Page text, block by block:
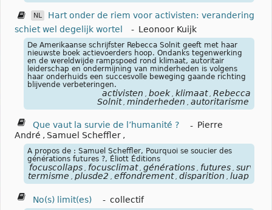
NL
Hart onder de riem voor activisten: verandering
schiet wel degelijk wortel
- Leonoor Kuijk
De Amerikaanse schrijfster Rebecca Solnit geeft met haar
nieuwste boek actievoerders hoop. Ondanks tegenwerking
en de wereldwijde rampspoed rond klimaat, autoritair
leiderschap en ondermijning van minderheden is volgens
haar onderhuids een succesvolle beweging gaande richting
blijvende verbeteringen.
activisten boek klimaat Rebecca
Solnit minderheden autoritarisme
Que vaut la survie de l’humanité ? - Pierre
André , Samuel Scheffler ,
A propos de : Samuel Scheffler, Pourquoi se soucier des
générations futures ?, Éliott Éditions
focuscollaps , focusclimat , générations , futures , survie
termisme , plusde2 , effondrement , disparition , luap
No(s) limit(es) - collectif